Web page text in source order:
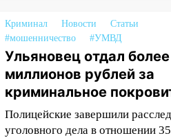
Криминал Новости
Статьи
#мошенничество
#УМВД
Ульяновец отдал
миллионов рублей за
криминальное
Полицейские завершили
уголовного дела в отношении